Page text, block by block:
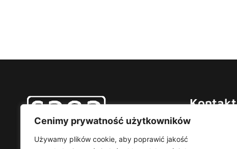
Cenimy prywatność użytkowników
Używamy plików cookie, aby poprawić jakość
Kontakt
Saga TP
ul.
02-981